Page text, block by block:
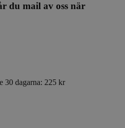
du mail av oss när
30 dagarna: 225 kr